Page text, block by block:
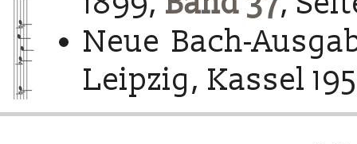
Neue Bach-
Leipzig, Kassel